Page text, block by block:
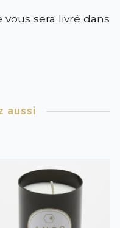
sera livré dans
aussi